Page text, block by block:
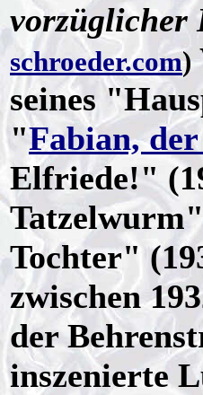
vorzüglicher
schroeder.com)
seines
"Fabian,
Elfriede!"
Tochter"
zwischen
der
inszenierte